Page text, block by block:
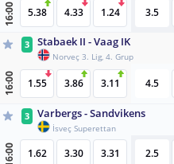
16:00 5.38 4.33 1.24 3.5
3 Stabaek II - Vaag IK
Norveç 3. Lig, 4. Grup
16:00 1.55 3.86 3.11 4.5
3 Varbergs - Sandvikens
İsveç Superettan
16:00 1.62 3.30 3.31 2.5